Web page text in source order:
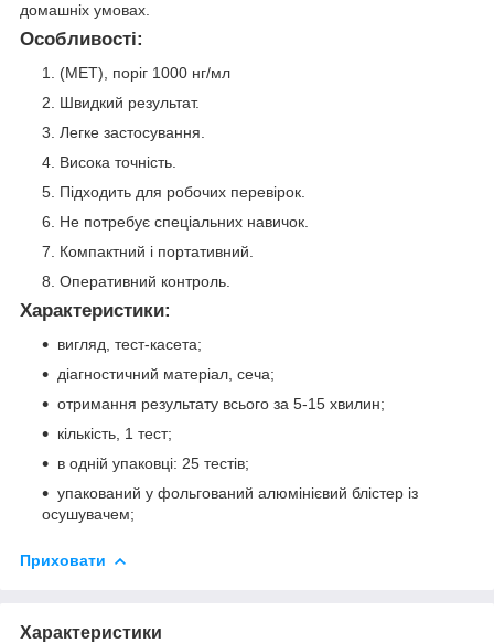
домашніх умовах.
Особливості:
(MET), поріг 1000 нг/мл
Швидкий результат.
Легке застосування.
Висока точність.
Підходить для робочих перевірок.
Не потребує спеціальних навичок.
Компактний і портативний.
Оперативний контроль.
Характеристики:
вигляд, тест-касета;
діагностичний матеріал, сеча;
отримання результату всього за 5-15 хвилин;
кількість, 1 тест;
в одній упаковці: 25 тестів;
упакований у фольгований алюмінієвий блістер із
осушувачем;
Приховати
Характеристики